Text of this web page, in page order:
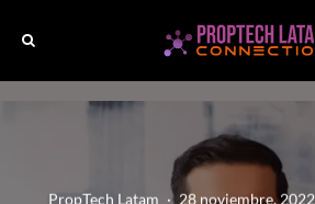
PropTech Latam · 28 noviembre, 2022